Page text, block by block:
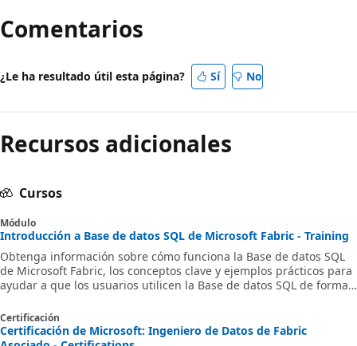
Comentarios
¿Le ha resultado útil esta página? Sí No
Recursos adicionales
Cursos
Módulo
Introducción a Base de datos SQL de Microsoft Fabric - Training
Obtenga información sobre cómo funciona la Base de datos SQL
de Microsoft Fabric, los conceptos clave y ejemplos prácticos para
ayudar a que los usuarios utilicen la Base de datos SQL de forma
Certificación
Certificación de Microsoft: Ingeniero de Datos de Fabric